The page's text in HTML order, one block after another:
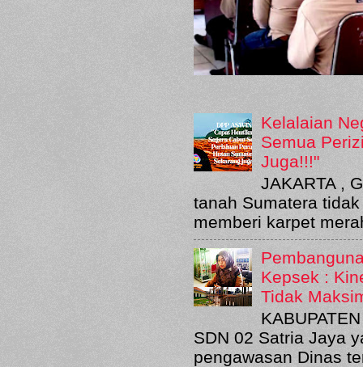
Kelalaian
Semua
Juga!!!"
JAKARTA ,
tanah Sumatera
memberi karpet
Kepsek :
Tidak
SDN 02 Satria Jaya
pengawasan Dinas